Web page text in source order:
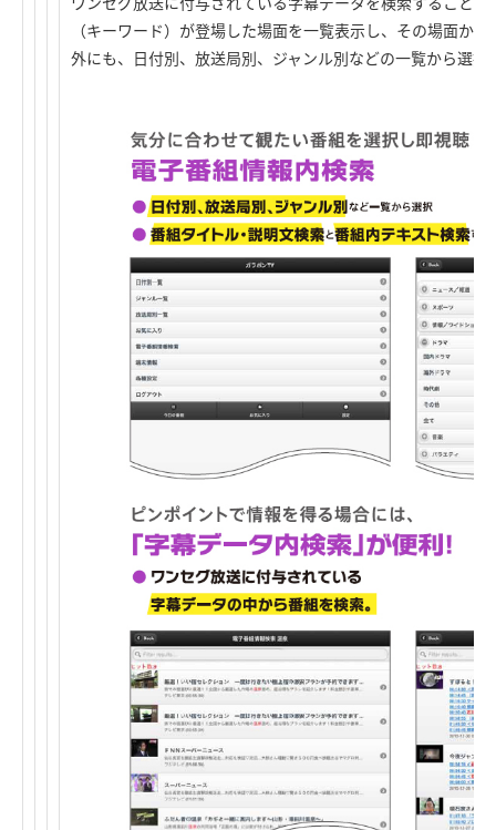
（キーワード）が登場した場面を一覧表示し、その場面か
外にも、日付別、放送局別、ジャンル別などの一覧から選択